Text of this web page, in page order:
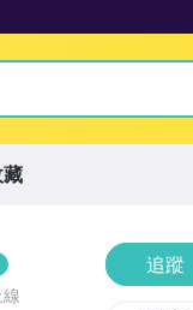
追蹤